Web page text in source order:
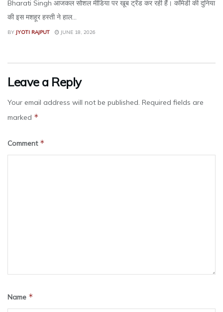
Bharati Singh आजकल सोशल मीडिया पर खूब ट्रेंड कर रही हैं। कॉमेडी की दुनिया
की इस मशहूर हस्ती ने हाल...
BY JYOTI RAJPUT JUNE 18, 2026
Leave a Reply
Your email address will not be published. Required fields are
marked *
Comment *
Name *